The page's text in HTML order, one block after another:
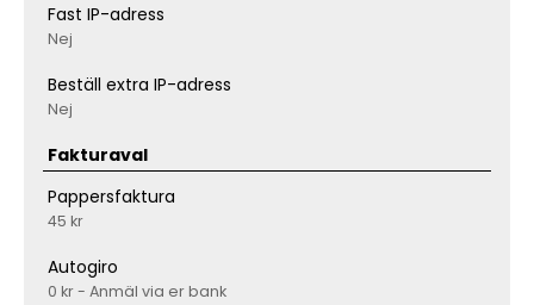
Fast IP-adress
Nej
Beställ extra IP-adress
Nej
Fakturaval
Pappersfaktura
45 kr
Autogiro
0 kr - Anmäl via er bank